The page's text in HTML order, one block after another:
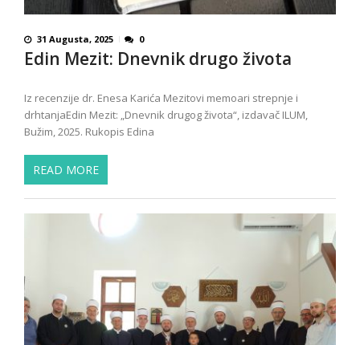
31 Augusta, 2025 0
Edin Mezit: Dnevnik drugo života
Iz recenzije dr. Enesa Karića Mezitovi memoari strepnje i
drhtanjaEdin Mezit: „Dnevnik drugog života“, izdavač ILUM,
Bužim, 2025. Rukopis Edina
READ MORE